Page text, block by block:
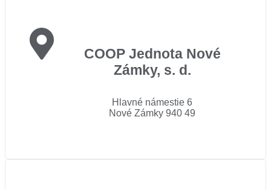
COOP Jednota Nové
Zámky, s. d.
Hlavné námestie 6
Nové Zámky 940 49